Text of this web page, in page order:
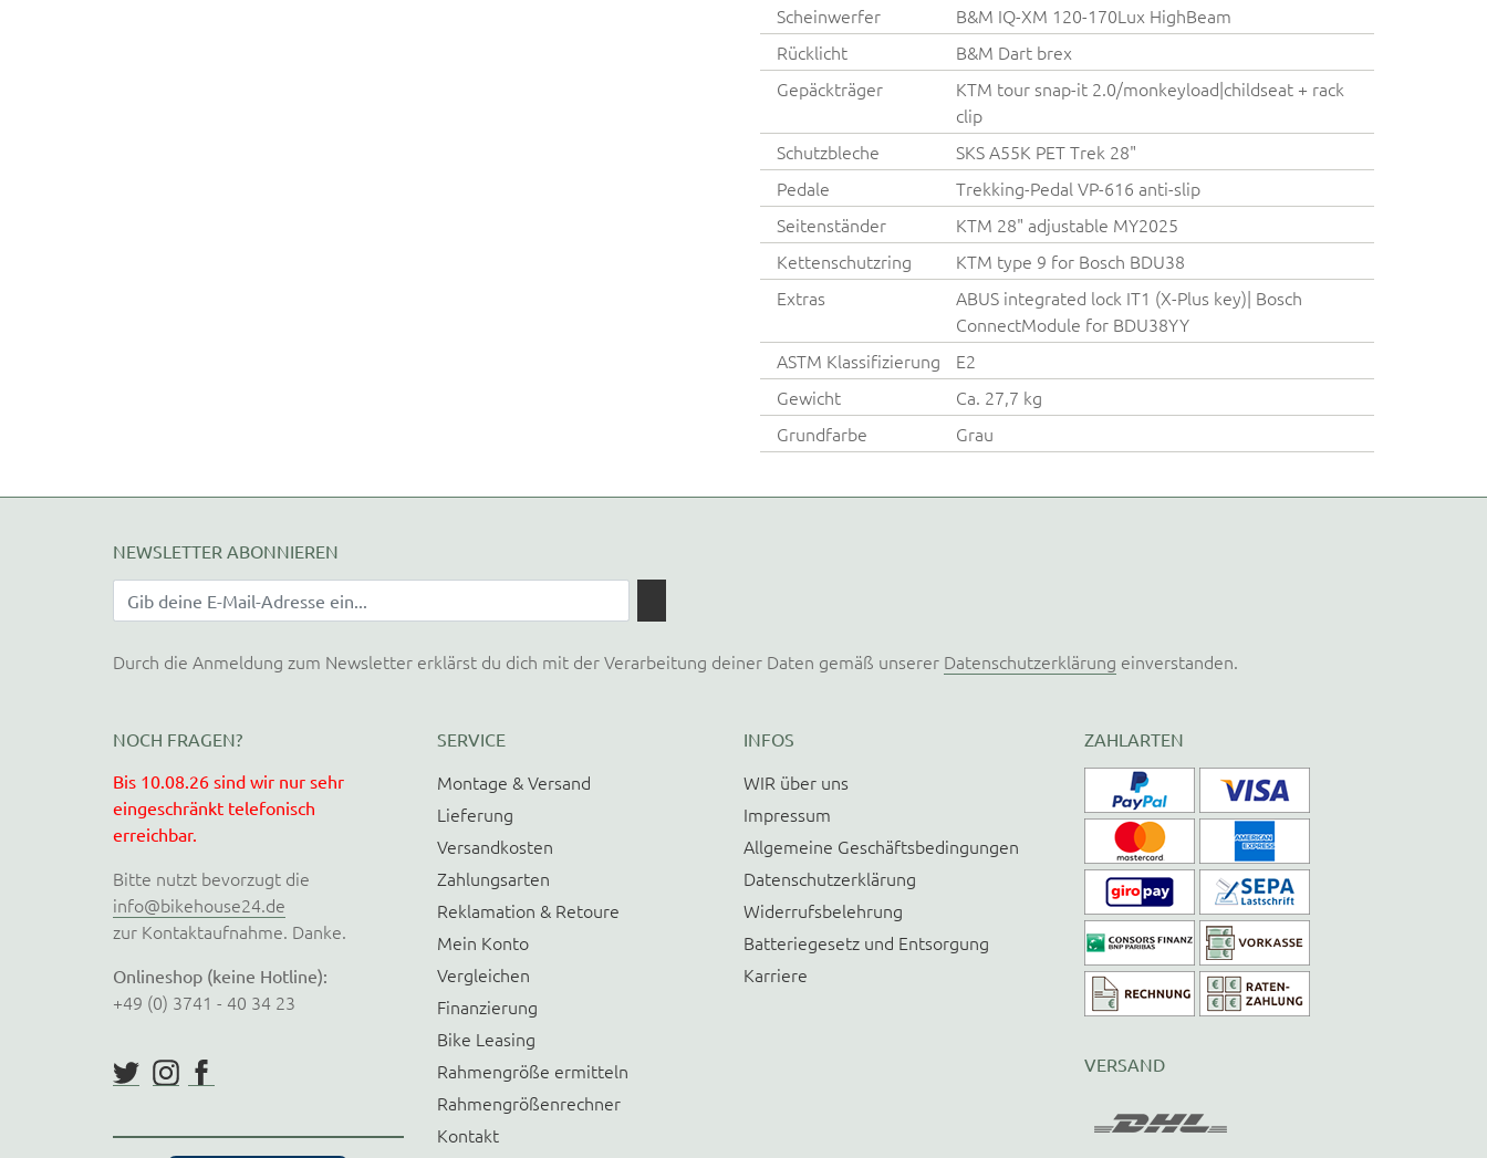
Scheinwerfer
B&M IQ-XM 120-170Lux HighBeam
Rücklicht
B&M Dart brex
Gepäckträger
KTM tour snap-it 2.0/monkeyload|childseat + rack
clip
Schutzbleche
SKS A55K PET Trek 28"
Pedale
Trekking-Pedal VP-616 anti-slip
Seitenständer
KTM 28" adjustable MY2025
Kettenschutzring
KTM type 9 for Bosch BDU38
Extras
ABUS integrated lock IT1 (X-Plus key)| Bosch
ConnectModule for BDU38YY
ASTM Klassifizierung
E2
Gewicht
Ca. 27,7 kg
Grundfarbe
Grau
NEWSLETTER ABONNIEREN
Durch die Anmeldung zum Newsletter erklärst du dich mit der Verarbeitung deiner Daten gemäß unserer Datenschutzerklärung einverstanden.
NOCH FRAGEN?
Bis 10.08.26 sind wir nur sehr
eingeschränkt telefonisch
erreichbar.
Bitte nutzt bevorzugt die
info@bikehouse24.de
zur Kontaktaufnahme. Danke.
Onlineshop (keine Hotline):
+49 (0) 3741 - 40 34 23
SERVICE
Montage & Versand
Lieferung
Versandkosten
Zahlungsarten
Reklamation & Retoure
Mein Konto
Vergleichen
Finanzierung
Bike Leasing
Rahmengröße ermitteln
Rahmengrößenrechner
Kontakt
INFOS
WIR über uns
Impressum
Allgemeine Geschäftsbedingungen
Datenschutzerklärung
Widerrufsbelehrung
Batteriegesetz und Entsorgung
Karriere
ZAHLARTEN
VERSAND